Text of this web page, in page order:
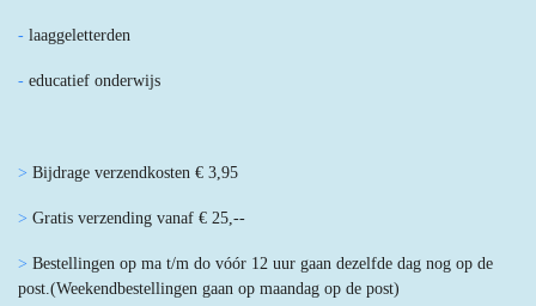
- laaggeletterden
- educatief onderwijs
> Bijdrage verzendkosten € 3,95
> Gratis verzending vanaf € 25,--
> Bestellingen op ma t/m do vóór 12 uur gaan dezelfde dag nog op de
post.(Weekendbestellingen gaan op maandag op de post)